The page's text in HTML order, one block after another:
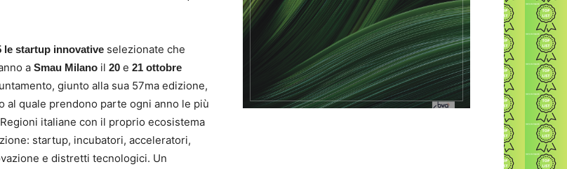
le startup innovative selezionate che
a Smau Milano il 20 e 21 ottobre
giunto alla sua 57ma edizione,
al quale prendono parte ogni anno le più
italiane con il proprio ecosistema
startup, incubatori, acceleratori,
e distretti tecnologici. Un